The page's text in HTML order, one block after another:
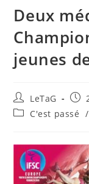
Deux
jeunes
LeTaG
C'est passé /